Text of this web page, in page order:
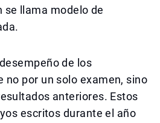
se llama modelo de
de los
no por un solo examen, sino
anteriores. Estos
escritos durante el año